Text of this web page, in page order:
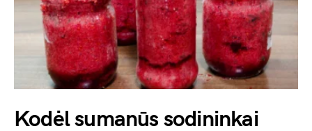
Kodėl sumanūs sodininkai